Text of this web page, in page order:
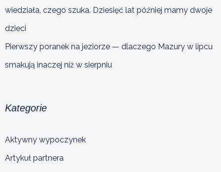
wiedziała, czego szuka. Dziesięć lat później mamy dwoje
dzieci
Pierwszy poranek na jeziorze — dlaczego Mazury w lipcu
smakują inaczej niż w sierpniu
Kategorie
Aktywny wypoczynek
Artykuł partnera